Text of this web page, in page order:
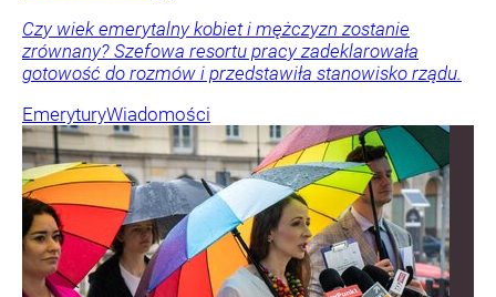
Czy wiek emerytalny kobiet i mężczyzn zostanie
zrównany? Szefowa resortu pracy zadeklarowała
gotowość do rozmów i przedstawiła stanowisko rządu.
EmeryturyWiadomości